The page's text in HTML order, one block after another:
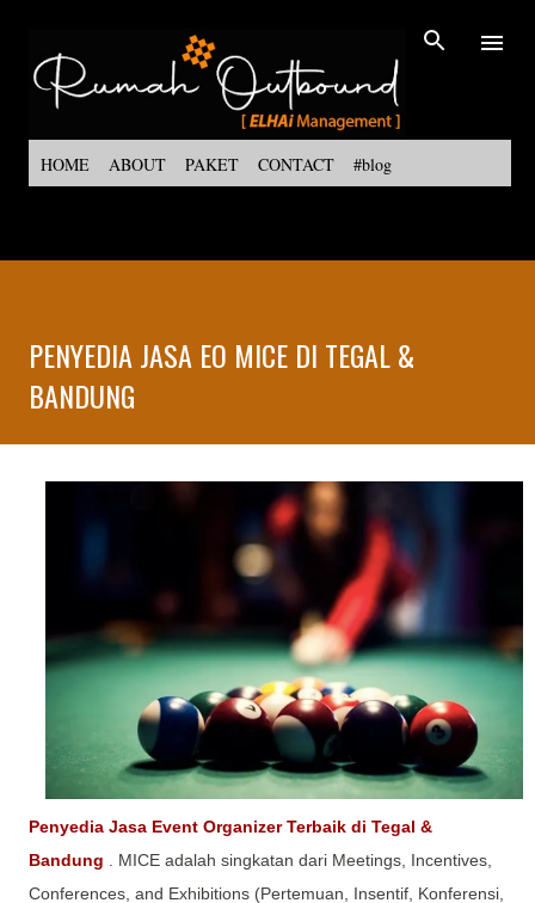
HOME ABOUT PAKET CONTACT #blog
PENYEDIA JASA EO MICE DI TEGAL &
BANDUNG
Penyedia Jasa Event Organizer Terbaik di Tegal &
Bandung
. MICE adalah singkatan dari Meetings, Incentives,
Conferences, and Exhibitions (Pertemuan, Insentif, Konferensi,